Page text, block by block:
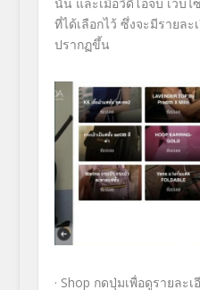
ที่ได้เลือกไว้ ซึ่งจะมีรายล
ปรากฏขึ้น
· Shop กดปุ่มเพื่อดูรายละ